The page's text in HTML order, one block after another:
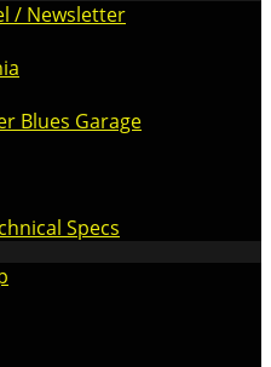
/ Newsletter
Blues Garage
Specs